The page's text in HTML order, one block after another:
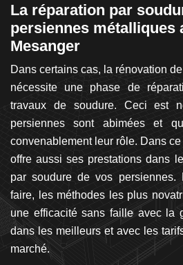
La réparation par
persiennes métalliques
Mesanger
Dans certains cas, la rénovation
nécessite une phase de
travaux de soudure. Ceci est
persiennes sont abimées et
convenablement leur rôle. Dans
offre aussi ses prestations dans
par soudure de vos persiennes.
faire, les méthodes les plus
une efficacité sans faille avec la
dans les meilleurs et avec les
marché.